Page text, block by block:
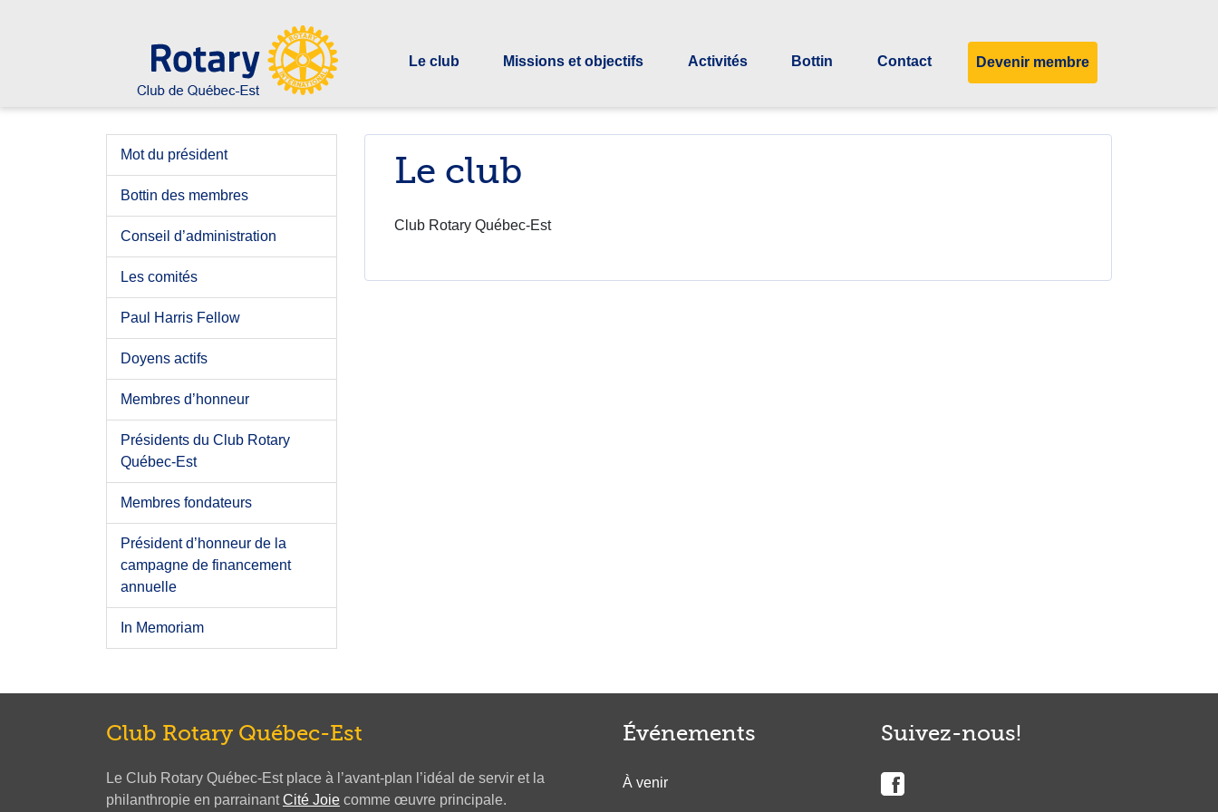
Le club Missions et objectifs Activités Bottin Contact Devenir membre
Mot du président
Bottin des membres
Conseil d’administration
Les comités
Paul Harris Fellow
Doyens actifs
Membres d’honneur
Présidents du Club Rotary
Québec-Est
Membres fondateurs
Président d’honneur de la
campagne de financement
annuelle
In Memoriam
Le club
Club Rotary Québec-Est
Club Rotary Québec-Est
Le Club Rotary Québec-Est place à l’avant-plan l’idéal de servir et la
philanthropie en parrainantCité Joie comme œuvre principale.
Événements
À venir
Suivez-nous!